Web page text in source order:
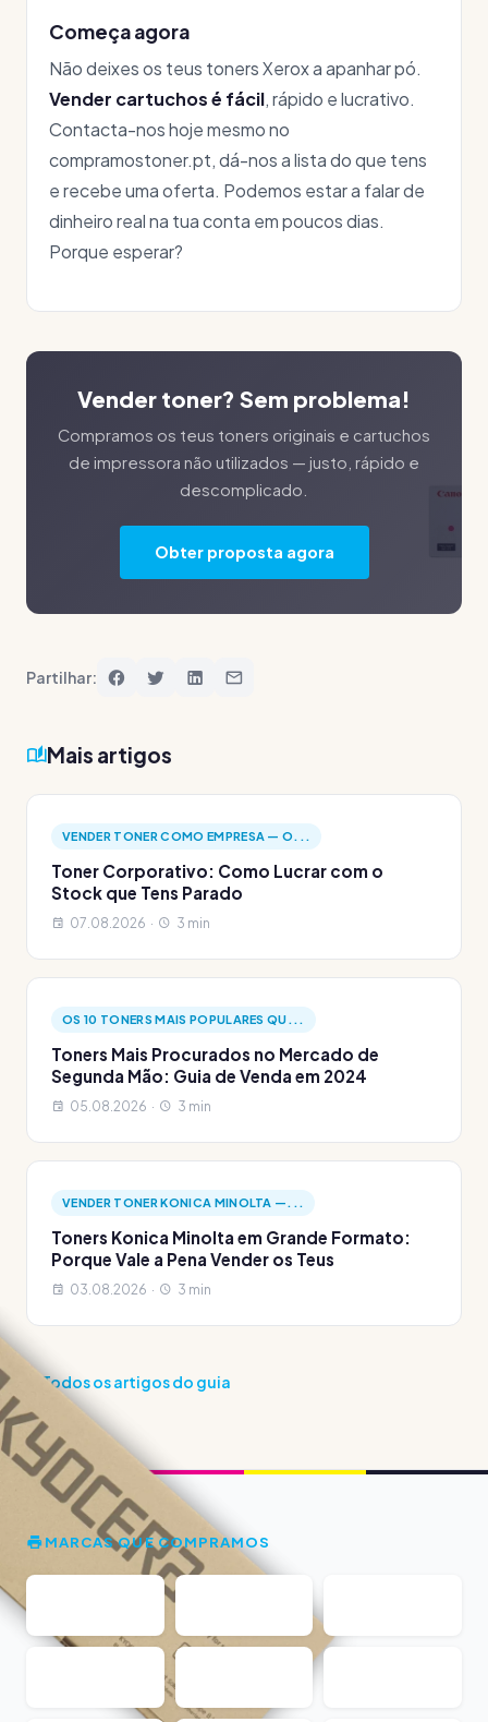
Começa agora
Não deixes os teus toners Xerox a apanhar pó.
Vender cartuchos é fácil, rápido e lucrativo.
Contacta-nos hoje mesmo no
compramostoner.pt, dá-nos a lista do que tens
e recebe uma oferta. Podemos estar a falar de
dinheiro real na tua conta em poucos dias.
Porque esperar?
Vender toner? Sem problema!
Compramos os teus toners originais e cartuchos
de impressora não utilizados — justo, rápido e
descomplicado.
Obter proposta agora
Partilhar:
Mais artigos
VENDER TONER COMO EMPRESA — O...
Toner Corporativo: Como Lucrar com o
Stock que Tens Parado
07.08.2026 · 3 min
OS 10 TONERS MAIS POPULARES QU...
Toners Mais Procurados no Mercado de
Segunda Mão: Guia de Venda em 2024
05.08.2026 · 3 min
VENDER TONER KONICA MINOLTA —...
Toners Konica Minolta em Grande Formato:
Porque Vale a Pena Vender os Teus
03.08.2026 · 3 min
Todos os artigos do guia
MARCAS QUE COMPRAMOS